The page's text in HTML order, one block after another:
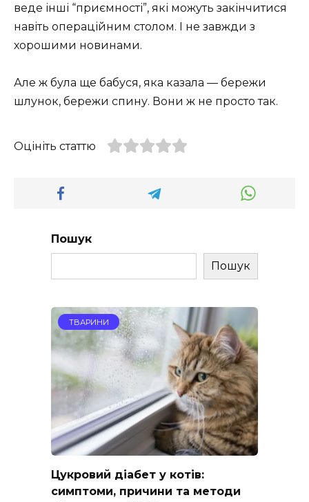
веде інші “приємності”, які можуть закінчитися
навіть операційним столом. І не завжди з
хорошими новинами.
Але ж була ще бабуся, яка казала — бережи
шлунок, бережи спину. Вони ж не просто так.
Оцініть статтю
Пошук
Пошук
ТВАРИНИ
Цукровий діабет у котів:
симптоми, причини та методи